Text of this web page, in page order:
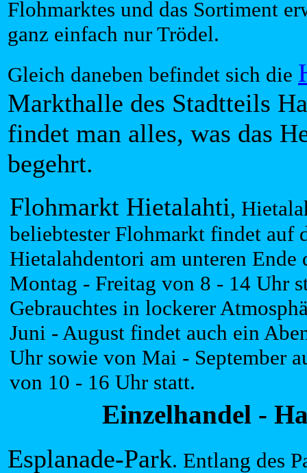
Flohmarktes und das Sortiment
ganz einfach nur Trödel.
Gleich daneben befindet sich die
Markthalle des Stadtteils
findet man alles, was das
begehrt.
Flohmarkt Hietalahti,
beliebtester Flohmarkt findet auf
Hietalahdentori am unteren
Montag - Freitag von 8 - 14 Uhr
Gebrauchtes in lockerer
Juni - August findet auch ein
Uhr sowie von Mai - September
von 10 - 16 Uhr statt.
Einzelhandel -
Esplanade-Park. Entlang des